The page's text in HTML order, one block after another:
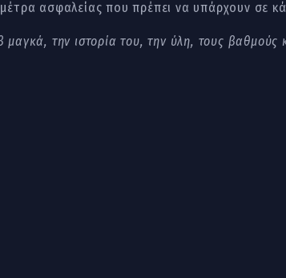
ασφαλείας που πρέπει να υπάρχουν σε
την ιστορία του, την ύλη, τους βαθμούς